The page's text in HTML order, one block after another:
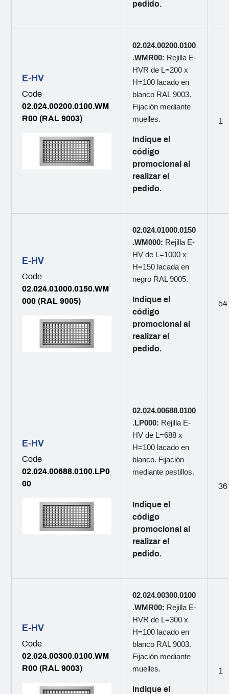
pedido.
E-HV
Code
02.024.00200.0100.WM
R00 (RAL 9003)
02.024.00200.0100
.WMR00: Rejilla E-
HVR de L=200 x
H=100 lacado en
blanco RAL 9003.
Fijación mediante
muelles.
Indique el
código
promocional al
realizar el
pedido.
1
E-HV
Code
02.024.01000.0150.WM
000 (RAL 9005)
02.024.01000.0150
.WM000: Rejilla E-
HV de L=1000 x
H=150 lacada en
negro RAL 9005.
Indique el
código
promocional al
realizar el
pedido.
54
E-HV
Code
02.024.00688.0100.LP0
00
02.024.00688.0100
.LP000: Rejilla E-
HV de L=688 x
H=100 lacado en
blanco. Fijación
mediante pestillos.
Indique el
código
promocional al
realizar el
pedido.
36
E-HV
Code
02.024.00300.0100.WM
R00 (RAL 9003)
02.024.00300.0100
.WMR00: Rejilla E-
HVR de L=300 x
H=100 lacado en
blanco RAL 9003.
Fijación mediante
muelles.
Indique el
1